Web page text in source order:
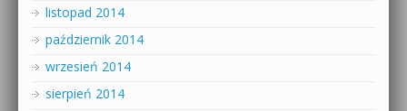
listopad 2014
październik 2014
wrzesień 2014
sierpień 2014